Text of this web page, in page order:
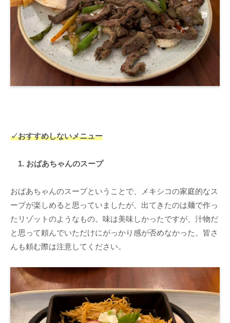
✓おすすめしないメニュー
1. おばあちゃんのスープ
おばあちゃんのスープということで、メキシコの家庭的なス
ープが楽しめると思っていましたが、出てきたのは麺で作っ
たリゾットのようなもの。味は美味しかったですが、汁物だ
と思って頼んでいただけにがっかり感が否めなかった。皆さ
んも頼む際は注意してください。